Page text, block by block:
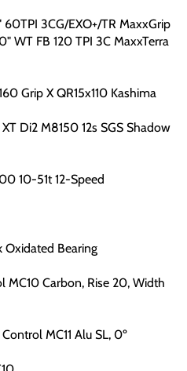
3CG/EXO+/TR MaxxGrip
WT FB 120 TPI 3C MaxxTerra
Grip X QR15x110 Kashima
Di2 M8150 12s SGS Shadow
10-51t 12-Speed
Oxidated Bearing
MC10 Carbon, Rise 20, Width
MC11 Alu SL, 0º